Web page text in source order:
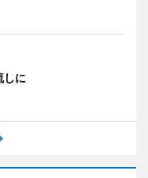
しに